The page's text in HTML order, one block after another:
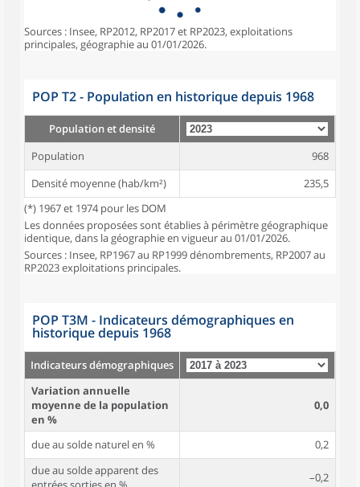
Sources : Insee, RP2012, RP2017 et RP2023, exploitations
principales, géographie au 01/01/2026.
POP T2 - Population en historique depuis 1968
Population et densité
Population
968
Densité moyenne (hab/km²)
235,5
(*) 1967 et 1974 pour les DOM
Les données proposées sont établies à périmètre géographique
identique, dans la géographie en vigueur au 01/01/2026.
Sources : Insee, RP1967 au RP1999 dénombrements, RP2007 au
RP2023 exploitations principales.
POP T3M - Indicateurs démographiques en
historique depuis 1968
Indicateurs démographiques
Variation annuelle
moyenne de la population
en %
0,0
due au solde naturel en %
0,2
due au solde apparent des
–0,2